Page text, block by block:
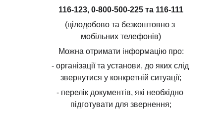
116-123, 0-800-500-225 та 116-111
(цілодобово та безкоштовно з
мобільних телефонів)
Можна отримати інформацію про:
- організації та установи, до яких слід
звернутися у конкретній ситуації;
- перелік документів, які необхідно
підготувати для звернення;